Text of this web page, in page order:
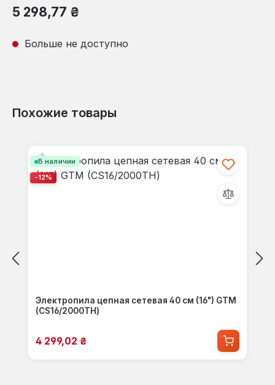
Обычная цена:
5 298,77 ₴
Больше не доступно
Похожие товары
В наличии
-12%
Электропила цепная сетевая 40 см (16") GTM
(CS16/2000ТН)
Цена продажи:
4 299,02 ₴